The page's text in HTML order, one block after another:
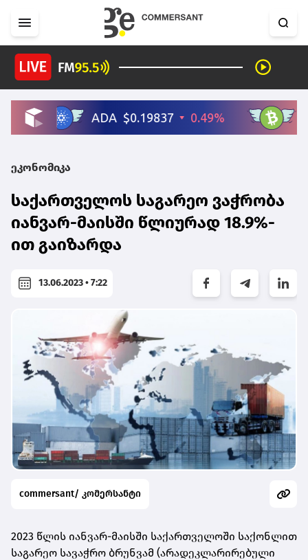
ეკონომიკა
საქართველოს საგარეო ვაჭრობა
იანვარ-მაისში წლიურად 18.9%-
ით გაიზარდა
13.06.2023 • 7:22
commersant/ კომერსანტი
2023 წლის იანვარ-მაისში საქართველოში საქონლით
საგარეო სავაჭრო ბრუნვამ (არადეკლარირებული